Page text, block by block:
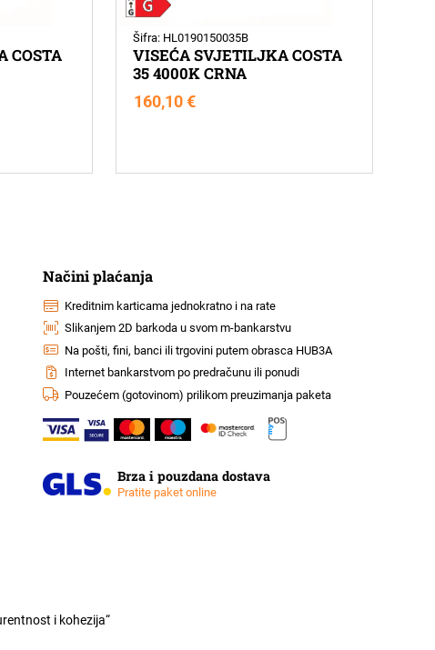
COSTA
Šifra: HL0190150035B
VISEĆA SVJETILJKA COSTA
35 4000K CRNA
160,10€
Načini plaćanja
Kreditnim karticama jednokratno i na rate
Slikanjem 2D barkoda u svom m-bankarstvu
Na pošti, fini, banci ili trgovini putem obrasca HUB3A
Internet bankarstvom po predračunu ili ponudi
Pouzećem (gotovinom) prilikom preuzimanja paketa
Brza i pouzdana dostava
Pratite paket online
i kohezija“